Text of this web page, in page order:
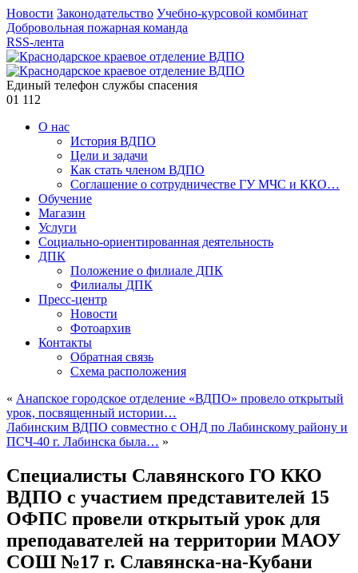
Новости Законодательство Учебно-курсовой комбинат
Добровольная пожарная команда
RSS-лента
Единый телефон службы спасения
01 112
О нас
История ВДПО
Цели и задачи
Как стать членом ВДПО
Соглашение о сотрудничестве ГУ МЧС и ККО…
Обучение
Магазин
Услуги
Социально-ориентированная деятельность
ДПК
Положение о филиале ДПК
Филиалы ДПК
Пресс-центр
Новости
Фотоархив
Контакты
Обратная связь
Схема расположения
« Анапское городское отделение «ВДПО» провело открытый
урок, посвященный истории…
Лабинским ВДПО совместно с ОНД по Лабинскому району и
ПСЧ-40 г. Лабинска была… »
Cпециалисты Славянского ГО ККО
ВДПО с участием представителей 15
ОФПС провели открытый урок для
преподавателей на территории МАОУ
СОШ №17 г. Славянска-на-Кубани